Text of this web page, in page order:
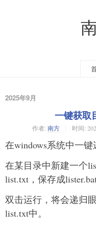
2025年9月
一键获取
作者: 南方 时间:
在windows系统中一
在某目录中新建一个
list.txt，保存成lister.bat
双击运行，将会递归
list.txt中。